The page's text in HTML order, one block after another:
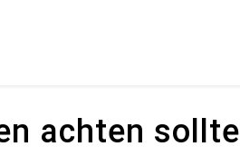
achten sollte